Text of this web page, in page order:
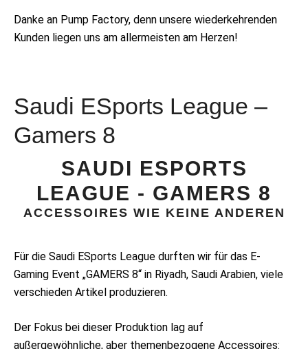
Danke an Pump Factory, denn unsere wiederkehrenden
Kunden liegen uns am allermeisten am Herzen!
Saudi ESports League –
Gamers 8
SAUDI ESPORTS
LEAGUE - GAMERS 8
ACCESSOIRES WIE KEINE ANDEREN
Für die Saudi ESports League durften wir für das E-
Gaming Event „GAMERS 8“ in Riyadh, Saudi Arabien, viele
verschieden Artikel produzieren.
Der Fokus bei dieser Produktion lag auf
außergewöhnliche, aber themenbezogene Accessoires: